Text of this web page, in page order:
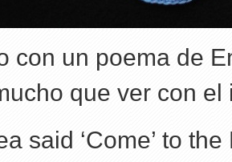
con un poema de
que ver con el
said ‘Come’ to